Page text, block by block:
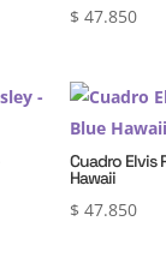
$ 47.850
Cuadro Elvis
Hawaii
$ 47.850